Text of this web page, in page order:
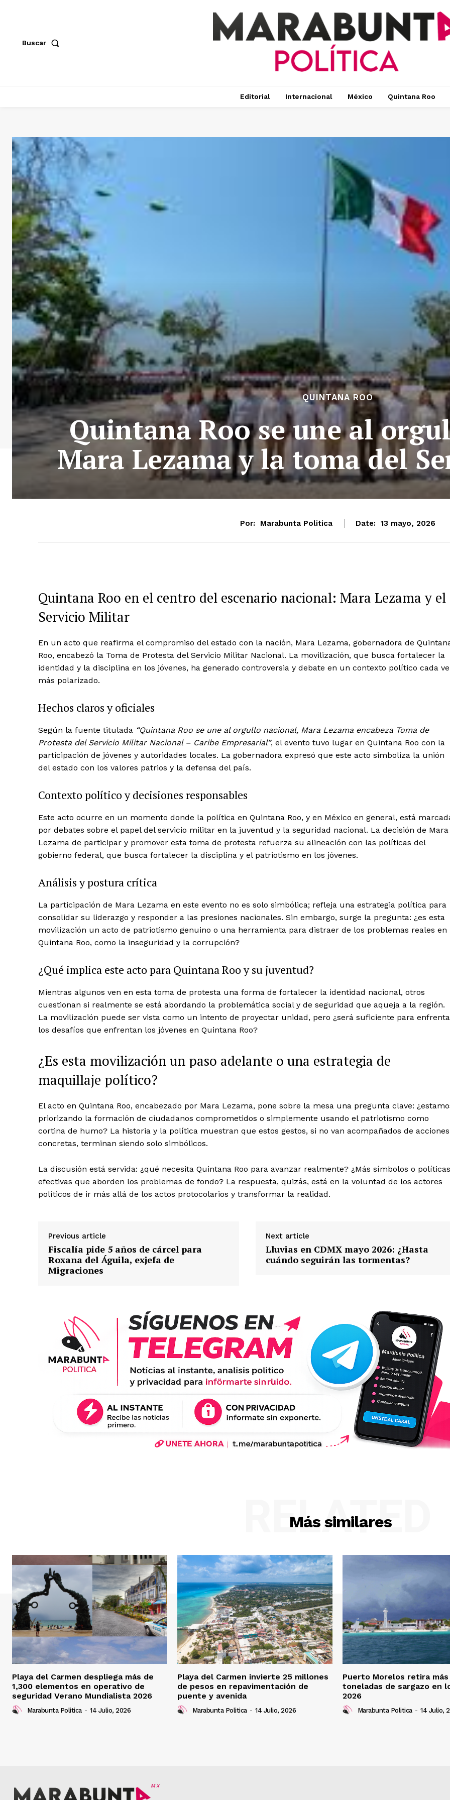
News Week
Contact us
Subscription Plans
My account
Chetumal
Buscar
Editorial Internacional México Quintana Roo
QUINTANA ROO
Quintana Roo se une al
Mara Lezama y la toma del
Por: Marabunta Politica Date: 13 mayo, 2026
Quintana Roo en el centro del escenario nacional: Mara Lezama y el
Servicio Militar
En un acto que reafirma el compromiso del estado con la nación, Mara Lezama, gobernadora de
Roo, encabezó la Toma de Protesta del Servicio Militar Nacional. La movilización, que busca fortalecer la
identidad y la disciplina en los jóvenes, ha generado controversia y debate en un contexto político cada
más polarizado.
Hechos claros y oficiales
Según la fuente titulada “Quintana Roo se une al orgullo nacional, Mara Lezama encabeza Toma de
Protesta del Servicio Militar Nacional – Caribe Empresarial”, el evento tuvo lugar en Quintana Roo con la
participación de jóvenes y autoridades locales. La gobernadora expresó que este acto simboliza la unión
del estado con los valores patrios y la defensa del país.
Contexto político y decisiones responsables
Este acto ocurre en un momento donde la política en Quintana Roo, y en México en general, está
por debates sobre el papel del servicio militar en la juventud y la seguridad nacional. La decisión de Mara
Lezama de participar y promover esta toma de protesta refuerza su alineación con las políticas del
gobierno federal, que busca fortalecer la disciplina y el patriotismo en los jóvenes.
Análisis y postura crítica
La participación de Mara Lezama en este evento no es solo simbólica; refleja una estrategia política para
consolidar su liderazgo y responder a las presiones nacionales. Sin embargo, surge la pregunta: ¿es esta
movilización un acto de patriotismo genuino o una herramienta para distraer de los problemas reales en
Quintana Roo, como la inseguridad y la corrupción?
¿Qué implica este acto para Quintana Roo y su juventud?
Mientras algunos ven en esta toma de protesta una forma de fortalecer la identidad nacional, otros
cuestionan si realmente se está abordando la problemática social y de seguridad que aqueja a la región.
La movilización puede ser vista como un intento de proyectar unidad, pero ¿será suficiente para
los desafíos que enfrentan los jóvenes en Quintana Roo?
¿Es esta movilización un paso adelante o una estrategia de
maquillaje político?
El acto en Quintana Roo, encabezado por Mara Lezama, pone sobre la mesa una pregunta clave:
priorizando la formación de ciudadanos comprometidos o simplemente usando el patriotismo como
cortina de humo? La historia y la política muestran que estos gestos, si no van acompañados de acciones
concretas, terminan siendo solo simbólicos.
La discusión está servida: ¿qué necesita Quintana Roo para avanzar realmente? ¿Más símbolos o políticas
efectivas que aborden los problemas de fondo? La respuesta, quizás, está en la voluntad de los actores
políticos de ir más allá de los actos protocolarios y transformar la realidad.
Previous article
Fiscalía pide 5 años de cárcel para
Roxana del Águila, exjefa de
Migraciones
Next article
Lluvias en CDMX mayo 2026: ¿Hasta
cuándo seguirán las tormentas?
Más similares
RELATED
Playa del Carmen despliega más de
1,300 elementos en operativo de
seguridad Verano Mundialista 2026
Marabunta Politica - 14 Julio, 2026
Playa del Carmen invierte 25 millones
de pesos en repavimentación de
puente y avenida
Marabunta Politica - 14 Julio, 2026
Puerto Morelos retira
toneladas de sargazo en
2026
Marabunta Politica - 14 Julio,
MX